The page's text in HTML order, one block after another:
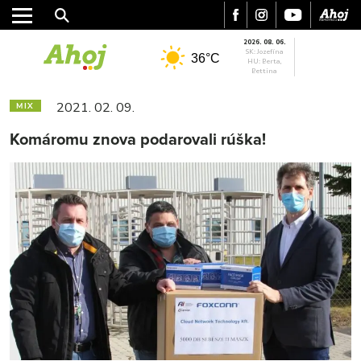
MESTO
REGIÓN
ŠPORT
KULTÚRA
36°C
2026. 08. 06.
SK: Jozefína
HU: Berta,
Bettina
MIX 2021. 02. 09.
Komáromu znova podarovali rúška!